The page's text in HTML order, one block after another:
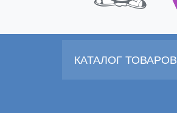
КАТАЛОГ ТОВАРОВ